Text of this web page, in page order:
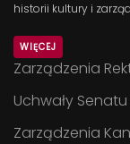
historii kultury i
WIĘCEJ
Zarządzenia
Uchwały
Zarządzenia